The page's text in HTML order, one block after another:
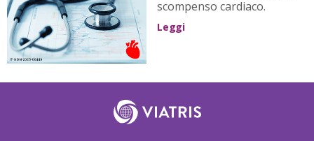
scompenso cardiaco.
Leggi